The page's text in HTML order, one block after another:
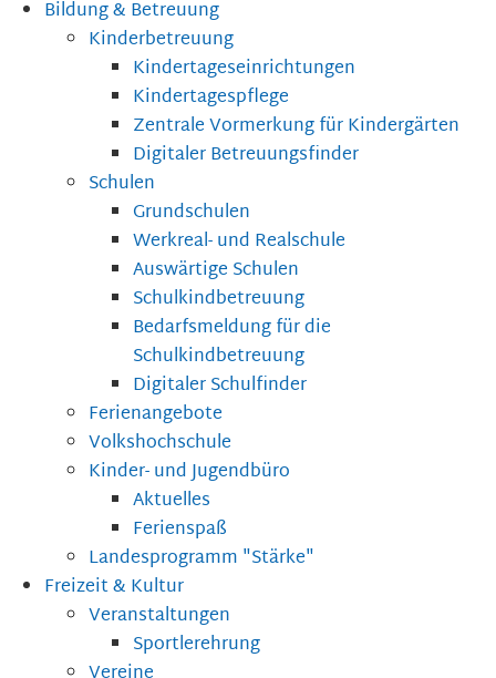
Bildung & Betreuung
Kinderbetreuung
Kindertageseinrichtungen
Kindertagespflege
Zentrale Vormerkung für Kindergärten
Digitaler Betreuungsfinder
Schulen
Grundschulen
Werkreal- und Realschule
Auswärtige Schulen
Schulkindbetreuung
Bedarfsmeldung für die
Schulkindbetreuung
Digitaler Schulfinder
Ferienangebote
Volkshochschule
Kinder- und Jugendbüro
Aktuelles
Ferienspaß
Landesprogramm "Stärke"
Freizeit & Kultur
Veranstaltungen
Sportlerehrung